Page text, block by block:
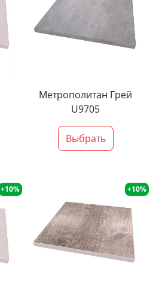
Метрополитан Грей
U9705
Выбрать
+10% +10%